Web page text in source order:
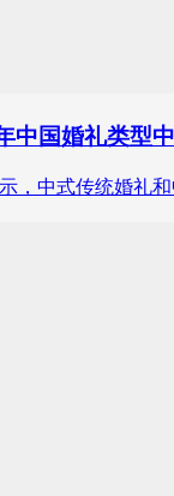
中国婚礼类型
，中式传统婚礼